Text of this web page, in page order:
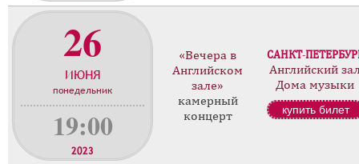
26
ИЮНЯ
понедельник
19:00
2023
«Вечера в
Английском
зале»
камерный
концерт
САНКТ-
Английский
Дома музыки
купить билет